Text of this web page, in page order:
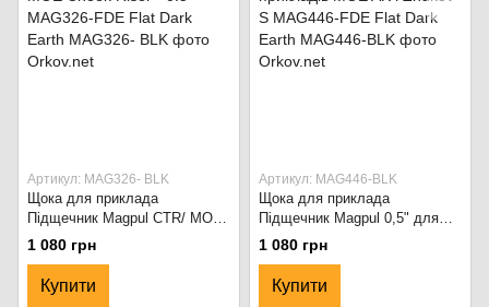
Артикул: MAG326- BLK
Щока для приклада
Підщечник Magpul CTR/ MOE
Cheek Riser - 0.5" MAG326-
FDE Flat Dark Earth
1 080 грн
Купити
Артикул: MAG446-BLK
Щока для приклада
Підщечник Magpul 0,5" для
прикладів MOE AK і Zhukov-S
MAG446-FDE Flat Dark Earth
1 080 грн
Купити